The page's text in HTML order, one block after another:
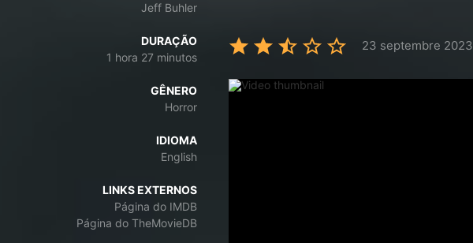
Jeff Buhler
DURAÇÃO
1 hora 27 minutos
GÊNERO
Horror
IDIOMA
English
LINKS EXTERNOS
Página do IMDB
Página do TheMovieDB
23 septembre 2023